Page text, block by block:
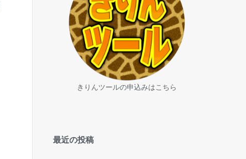
きりんツールの申込みはこちら
最近の投稿